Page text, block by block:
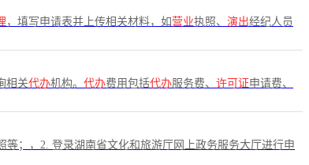
，填写申请表并上传相关材料，如 营业执照、 演出经纪人员
相关代办机构。 代办费用包括代办服务费、 许可证 申请费、
等；，2. 登录湖南省文化和旅游厅网上政务服务大厅进行申